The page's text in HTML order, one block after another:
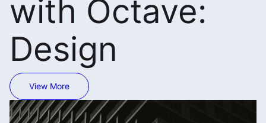
with Octave:
Design
View More